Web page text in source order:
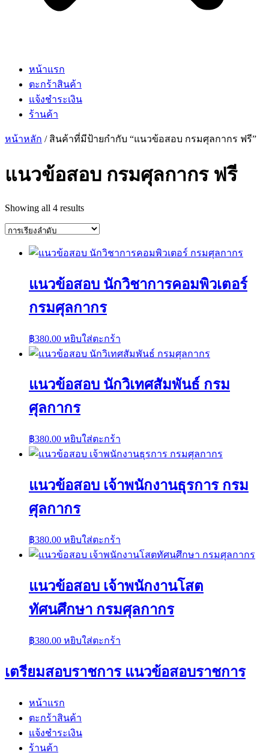
หน้าแรก
ตะกร้าสินค้า
แจ้งชำระเงิน
ร้านค้า
หน้าหลัก / สินค้าที่มีป้ายกำกับ “แนวข้อสอบ กรมศุลกากร ฟรี”
แนวข้อสอบ กรมศุลกากร ฟรี
Showing all 4 results
แนวข้อสอบ นักวิชาการคอมพิวเตอร์
กรมศุลกากร
฿380.00 หยิบใส่ตะกร้า
แนวข้อสอบ นักวิเทศสัมพันธ์ กรม
ศุลกากร
฿380.00 หยิบใส่ตะกร้า
แนวข้อสอบ เจ้าพนักงานธุรการ กรม
ศุลกากร
฿380.00 หยิบใส่ตะกร้า
แนวข้อสอบ เจ้าพนักงานโสต
ทัศนศึกษา กรมศุลกากร
฿380.00 หยิบใส่ตะกร้า
เตรียมสอบราชการ แนวข้อสอบราชการ
หน้าแรก
ตะกร้าสินค้า
แจ้งชำระเงิน
ร้านค้า